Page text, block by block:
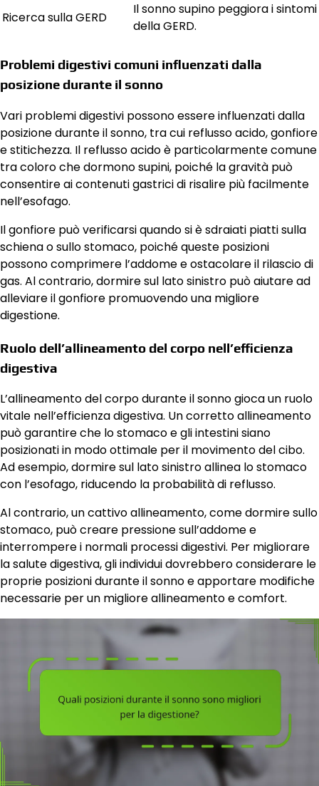
Ricerca sulla GERD
Il sonno supino peggiora i sintomi
della GERD.
Problemi digestivi comuni influenzati dalla
posizione durante il sonno
Vari problemi digestivi possono essere influenzati dalla
posizione durante il sonno, tra cui reflusso acido, gonfiore
e stitichezza. Il reflusso acido è particolarmente comune
tra coloro che dormono supini, poiché la gravità può
consentire ai contenuti gastrici di risalire più facilmente
nell’esofago.
Il gonfiore può verificarsi quando si è sdraiati piatti sulla
schiena o sullo stomaco, poiché queste posizioni
possono comprimere l’addome e ostacolare il rilascio di
gas. Al contrario, dormire sul lato sinistro può aiutare ad
alleviare il gonfiore promuovendo una migliore
digestione.
Ruolo dell’allineamento del corpo nell’efficienza
digestiva
L’allineamento del corpo durante il sonno gioca un ruolo
vitale nell’efficienza digestiva. Un corretto allineamento
può garantire che lo stomaco e gli intestini siano
posizionati in modo ottimale per il movimento del cibo.
Ad esempio, dormire sul lato sinistro allinea lo stomaco
con l’esofago, riducendo la probabilità di reflusso.
Al contrario, un cattivo allineamento, come dormire sullo
stomaco, può creare pressione sull’addome e
interrompere i normali processi digestivi. Per migliorare
la salute digestiva, gli individui dovrebbero considerare le
proprie posizioni durante il sonno e apportare modifiche
necessarie per un migliore allineamento e comfort.